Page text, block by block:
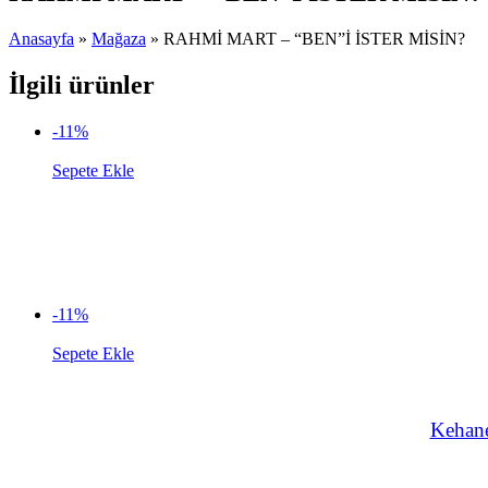
Anasayfa » Mağaza » RAHMİ MART – “BEN”İ İSTER MİSİN?
İlgili ürünler
-11%
Sepete Ekle
-11%
Sepete Ekle